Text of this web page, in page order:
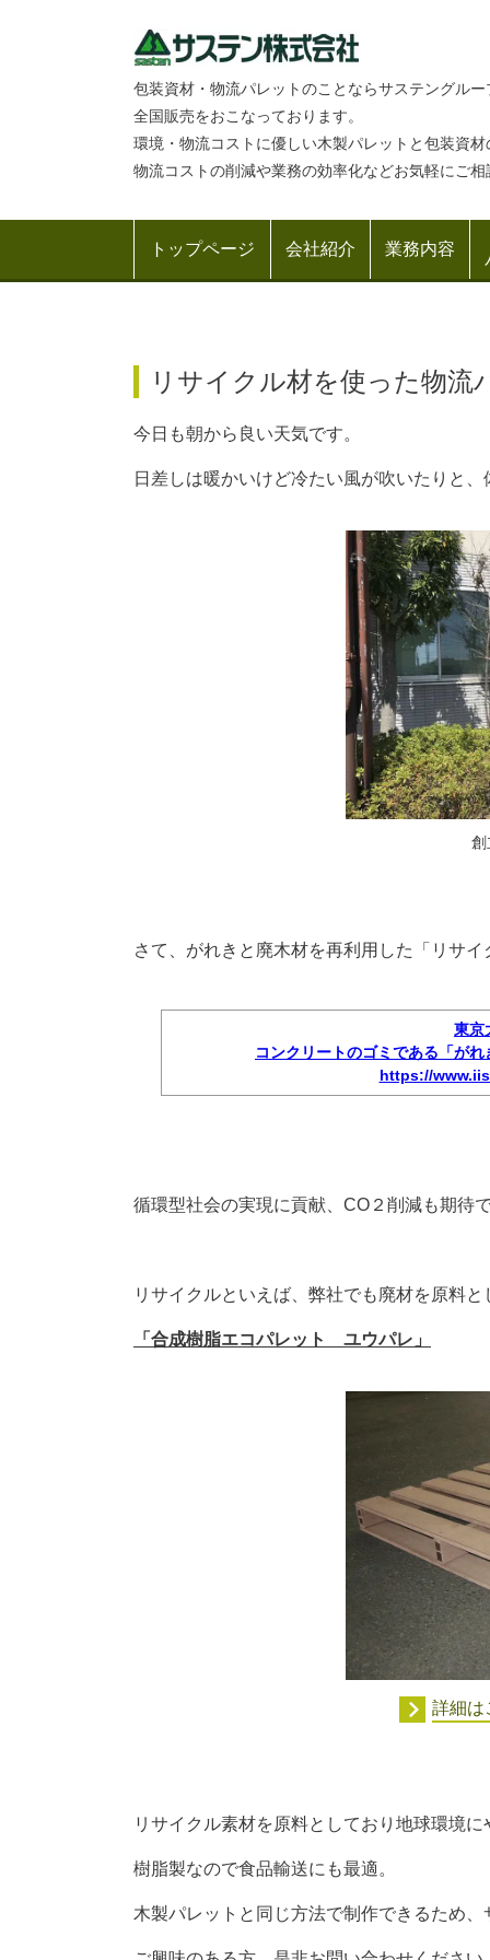
包装資材・物流パレットのことならサステングル
全国販売をおこなっております。
環境・物流コストに優しい木製パレットと包装資
物流コストの削減や業務の効率化などお気軽にご
トップページ 会社紹介 業務内容
リサイクル材を使った物流
今日も朝から良い天気です。
日差しは暖かいけど冷たい風が吹いたりと
創
さて、がれきと廃木材を再利用した「リサ
東京
コンクリートのゴミである「が
https://
循環型社会の実現に貢献、CO２削減も期待
リサイクルといえば、弊社でも廃材を原料
「合成樹脂エコパレット ユウパレ」
詳細は
リサイクル素材を原料としており地球環境
樹脂製なので食品輸送にも最適。
木製パレットと同じ方法で制作できるため